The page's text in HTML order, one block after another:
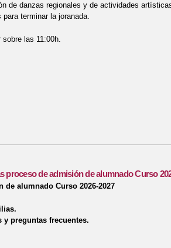
de danzas regionales y de actividades
terminar la joranada.
las 11:00h.
proceso de admisión de alumnado Curso
de alumnado Curso 2026-2027
y preguntas frecuentes.